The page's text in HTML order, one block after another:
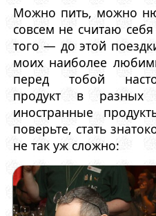
Можно пить, можно
совсем не считаю
того — до этой
моих наиболее
перед тобой
продукт в
иностранные
поверьте, стать
не так уж сложно: